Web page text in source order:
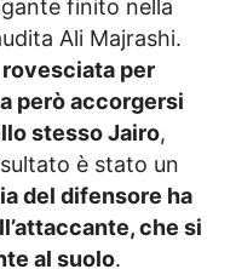
finito nella
Ali Majrashi.
rovesciata per
però accorgersi
stesso Jairo,
è stato un
del difensore ha
che si
al suolo.